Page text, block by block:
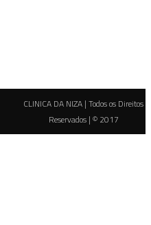
CLINICA DA NIZA | Todos os Direitos
Reservados | © 2017